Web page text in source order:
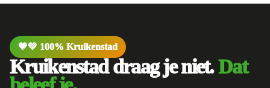
🧡💚 100% Kruikenstad
Kruikenstad draag je niet.Dat